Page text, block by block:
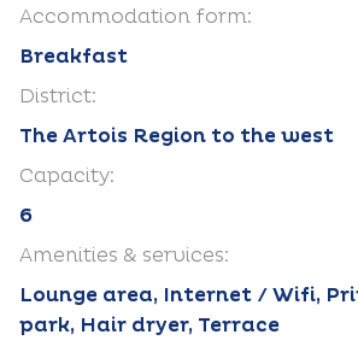
Accommodation form:
Breakfast
District:
The Artois Region to the west
Capacity:
6
Amenities & services:
Lounge area, Internet / Wifi,
park, Hair dryer, Terrace